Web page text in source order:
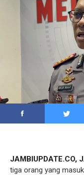
JAMBIUPDATE.CO,
tiga orang yang